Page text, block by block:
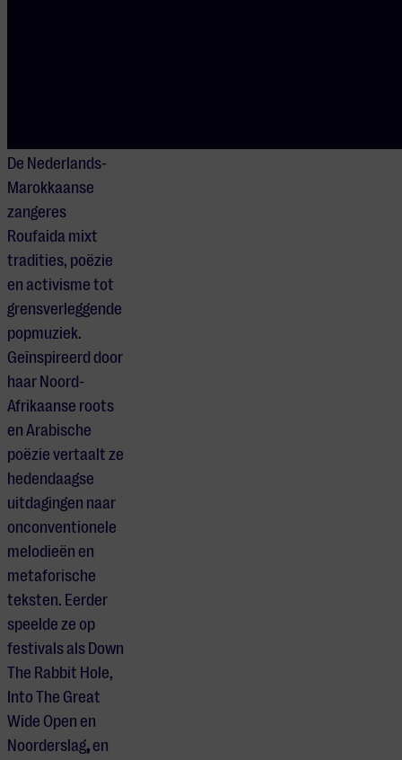
De Nederlands-
Marokkaanse
zangeres
Roufaida mixt
tradities, poëzie
en activisme tot
grensverleggende
popmuziek.
Geïnspireerd door
haar Noord-
Afrikaanse roots
en Arabische
poëzie vertaalt ze
hedendaagse
uitdagingen naar
onconventionele
melodieën en
metaforische
teksten. Eerder
speelde ze op
festivals als Down
The Rabbit Hole,
Into The Great
Wide Open en
Noorderslag, en